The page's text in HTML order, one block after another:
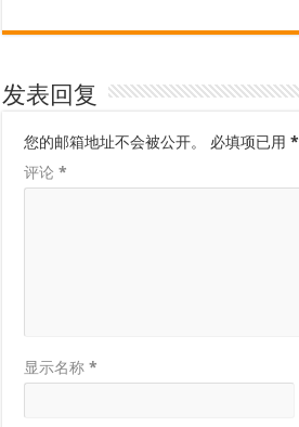
发表回复
您的邮箱地址不会被公开。 必填项已用*
评论*
显示名称*